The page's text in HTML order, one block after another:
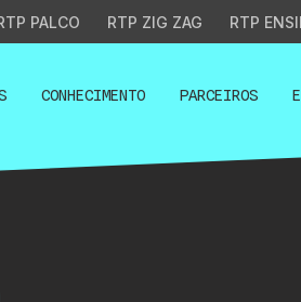
PALCO RTP ZIG ZAG RTP
CONHECIMENTO PARCEIROS